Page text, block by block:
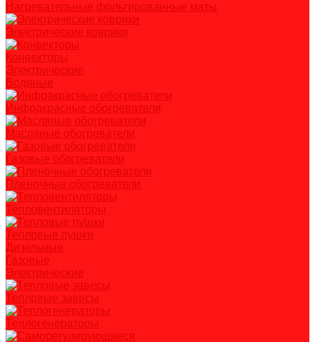
Нагревательные фольгированные маты
Электрические коврики
Конвекторы
Электрические
Водяные
Инфракрасные обогреватели
Масляные обогреватели
Газовые обогреватели
Пленочные обогреватели
Тепловентиляторы
Тепловые пушки
Дизельные
Газовые
Электрические
Тепловые завесы
Теплогенераторы